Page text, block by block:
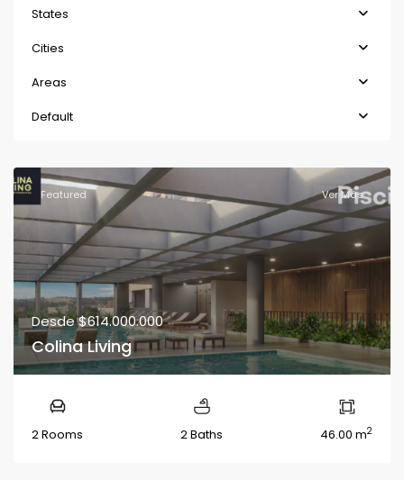
States
Cities
Areas
Default
Featured Ver Más
Desde$614.000.000
Colina Living
2 Rooms 2 Baths 46.00 m2